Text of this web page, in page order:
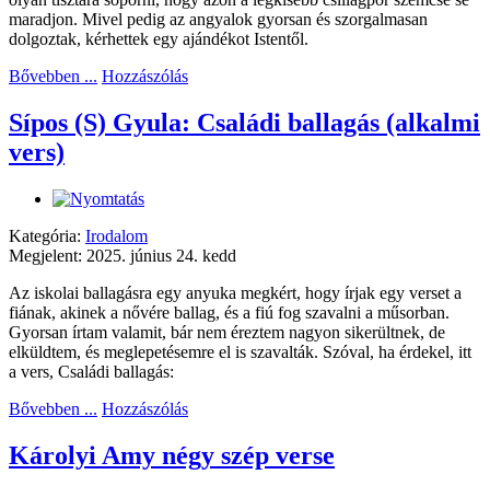
maradjon. Mivel pedig az angyalok gyorsan és szorgalmasan
dolgoztak, kérhettek egy ajándékot Istentől.
Bővebben ... Hozzászólás
Sípos (S) Gyula: Családi ballagás (alkalmi
vers)
Kategória: Irodalom
Megjelent: 2025. június 24. kedd
Az iskolai ballagásra egy anyuka megkért, hogy írjak egy verset a
fiának, akinek a nővére ballag, és a fiú fog szavalni a műsorban.
Gyorsan írtam valamit, bár nem éreztem nagyon sikerültnek, de
elküldtem, és meglepetésemre el is szavalták. Szóval, ha érdekel, itt
a vers, Családi ballagás:
Bővebben ... Hozzászólás
Károlyi Amy négy szép verse